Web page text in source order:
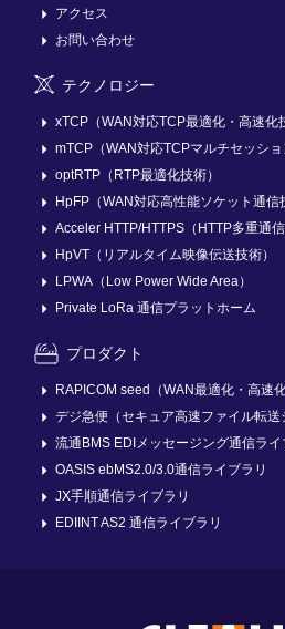
アクセス
お問い合わせ
テクノロジー
xTCP（WAN対応TCP最適化・高速化
mTCP（WAN対応TCPマルチセッショ
optRTP（RTP最適化技術）
HpFP（WAN対応高性能ソケット通信
Acceler HTTP/HTTPS（HTTP多重通信
HpVT（リアルタイム映像伝送技術）
LPWA（Low Power Wide Area）
Private LoRa 通信プラットホーム
プロダクト
RAPICOM seed（WAN最適化・高速
デジ急便（セキュア高速ファイル転送
流通BMS EDIメッセージング通信ライ
OASIS ebMS2.0/3.0通信ライブラリ
JX手順通信ライブラリ
EDIINT AS2 通信ライブラリ